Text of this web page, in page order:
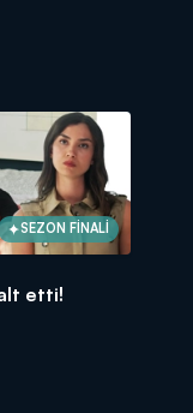
SEZON FİNALİ
etti!